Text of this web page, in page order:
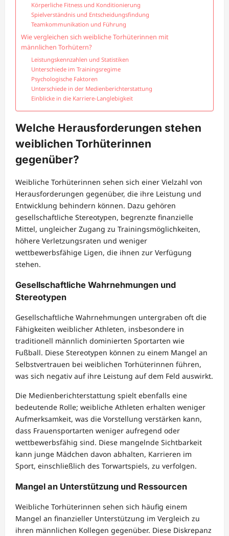
Körperliche Fitness und Konditionierung
Spielverständnis und Entscheidungsfindung
Teamkommunikation und Führung
Wie vergleichen sich weibliche Torhüterinnen mit
männlichen Torhütern?
Leistungskennzahlen und Statistiken
Unterschiede im Trainingsregime
Psychologische Faktoren
Unterschiede in der Medienberichterstattung
Einblicke in die Karriere-Langlebigkeit
Welche Herausforderungen stehen
weiblichen Torhüterinnen
gegenüber?
Weibliche Torhüterinnen sehen sich einer Vielzahl von
Herausforderungen gegenüber, die ihre Leistung und
Entwicklung behindern können. Dazu gehören
gesellschaftliche Stereotypen, begrenzte finanzielle
Mittel, ungleicher Zugang zu Trainingsmöglichkeiten,
höhere Verletzungsraten und weniger
wettbewerbsfähige Ligen, die ihnen zur Verfügung
stehen.
Gesellschaftliche Wahrnehmungen und
Stereotypen
Gesellschaftliche Wahrnehmungen untergraben oft die
Fähigkeiten weiblicher Athleten, insbesondere in
traditionell männlich dominierten Sportarten wie
Fußball. Diese Stereotypen können zu einem Mangel an
Selbstvertrauen bei weiblichen Torhüterinnen führen,
was sich negativ auf ihre Leistung auf dem Feld auswirkt.
Die Medienberichterstattung spielt ebenfalls eine
bedeutende Rolle; weibliche Athleten erhalten weniger
Aufmerksamkeit, was die Vorstellung verstärken kann,
dass Frauensportarten weniger aufregend oder
wettbewerbsfähig sind. Diese mangelnde Sichtbarkeit
kann junge Mädchen davon abhalten, Karrieren im
Sport, einschließlich des Torwartspiels, zu verfolgen.
Mangel an Unterstützung und Ressourcen
Weibliche Torhüterinnen sehen sich häufig einem
Mangel an finanzieller Unterstützung im Vergleich zu
ihren männlichen Kollegen gegenüber. Diese Diskrepanz